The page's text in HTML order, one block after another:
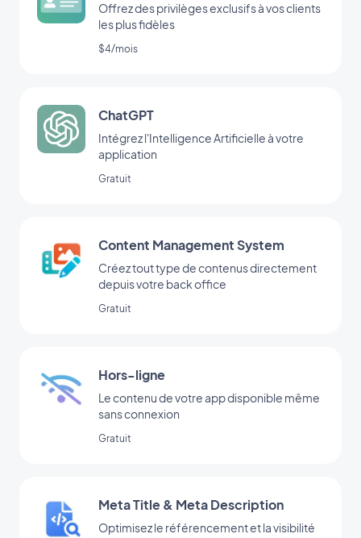
Offrez des privilèges exclusifs à vos clients
les plus fidèles
$4/mois
ChatGPT
Intégrez l'Intelligence Artificielle à votre
application
Gratuit
Content Management System
Créez tout type de contenus directement
depuis votre back office
Gratuit
Hors-ligne
Le contenu de votre app disponible même
sans connexion
Gratuit
Meta Title & Meta Description
Optimisez le référencement et la visibilité